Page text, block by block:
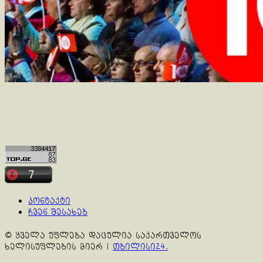
კონტაქტი
ჩვენ შესახებ
© ყველა უფლება დაცულია საქართველოს
ხელისუფლების მიერ | თბილისი24.